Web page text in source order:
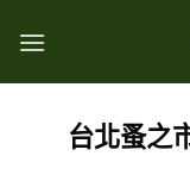
台北蚤之